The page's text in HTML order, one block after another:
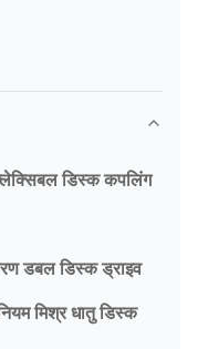
डिस्क कपलिंग
डबल डिस्क ड्राइव
मिश्र धातु डिस्क